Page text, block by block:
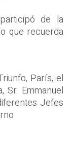
de la
que recuerda
París, el
Sr. Emmanuel
Jefes